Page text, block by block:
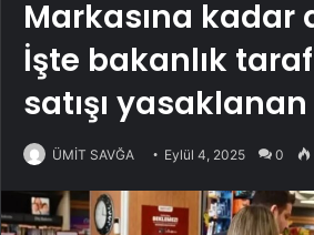
Markasına kadar
İşte bakanlık
satışı
ÜMİT SAVĞA Eylül 4, 2025 0